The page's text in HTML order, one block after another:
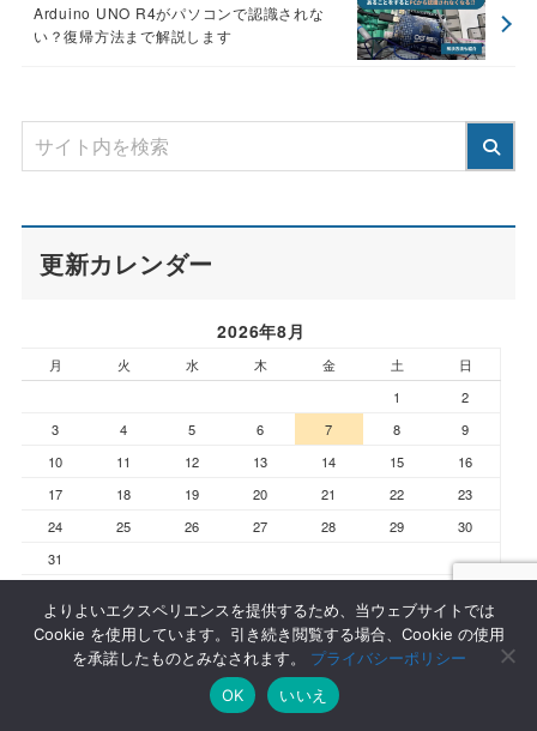
Arduino UNO R4がパソコンで認識されな
い？復帰方法まで解説します
更新カレンダー
2026年8月
月 火 水 木 金 土
日
1
2
3
4 5 6 7 8
9
10
11 12 13 14 15
16
17
18 19 20 21 22
23
24
25 26 27 28 29
30
31
« 7月
よりよいエクスペリエンスを提供するため、当ウェブサイトでは
Cookie を使用しています。引き続き閲覧する場合、Cookie の使用
を承諾したものとみなされます。 プライバシーポリシー
OK
いいえ